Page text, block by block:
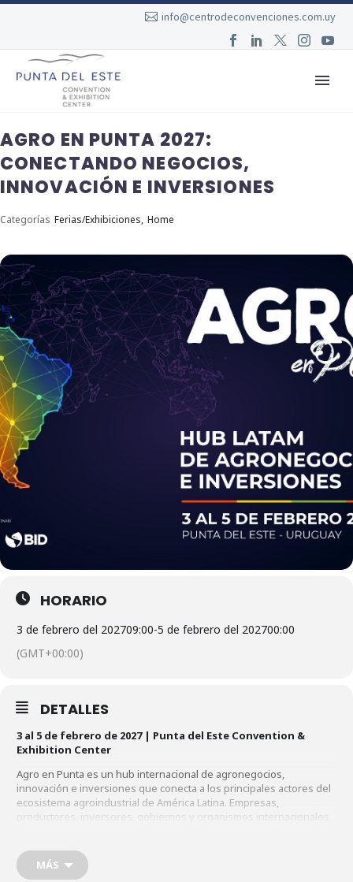
info@centrodeconvenciones.com.uy
AGRO EN PUNTA 2027:
CONECTANDO NEGOCIOS,
INNOVACIÓN E INVERSIONES
Categorías Ferias/Exhibiciones, Home
HORARIO
3 de febrero del 202709:00-5 de febrero del 202700:00
(GMT+00:00)
DETALLES
3 al 5 de febrero de 2027 | Punta del Este Convention &
Exhibition Center
Agro en Punta es un hub internacional de agronegocios,
innovación e inversiones que conecta a los principales actores del
ecosistema agroindustrial de América Latina. Empresas,
productores, inversores, gobiernos y organismos internacionales
Más información:
MÁS